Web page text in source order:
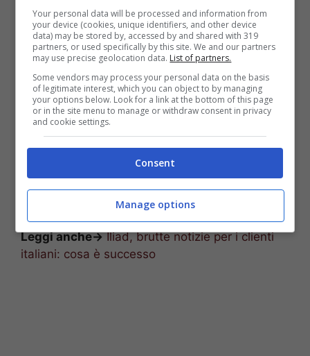
by Dia Dipasupil/Getty Images for Samsung)
Il gigante asiatico raggiunge questo risultato per
Gli smartphoneGalaxy Note 10+, Galaxy S10 +
monopolizzano la classifica con
picco di 85 per i tre summenzionati.
Leggi anche-> Iliad, brutte notizie per i clienti
italiani: cosa è successo
Your personal data will be processed and information from
your device (cookies, unique identifiers, and other device
data) may be stored by, accessed by and shared with 319
partners, or used specifically by this site. We and our partners
may use precise geolocation data. List of partners.
Some vendors may process your personal data on the basis
of legitimate interest, which you can object to by managing
your options below. Look for a link at the bottom of this page
or in the site menu to manage or withdraw consent in privacy
and cookie settings.
Consent
Manage options